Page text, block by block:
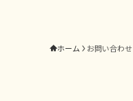
ホーム お問い合わせ